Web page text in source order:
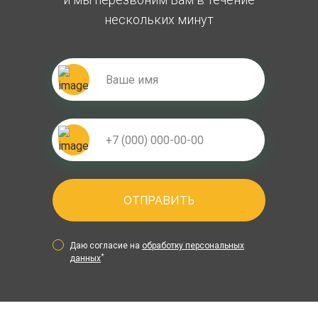
нескольких минут
ОТПРАВИТЬ
Даю согласие на обработку персональных
данных*